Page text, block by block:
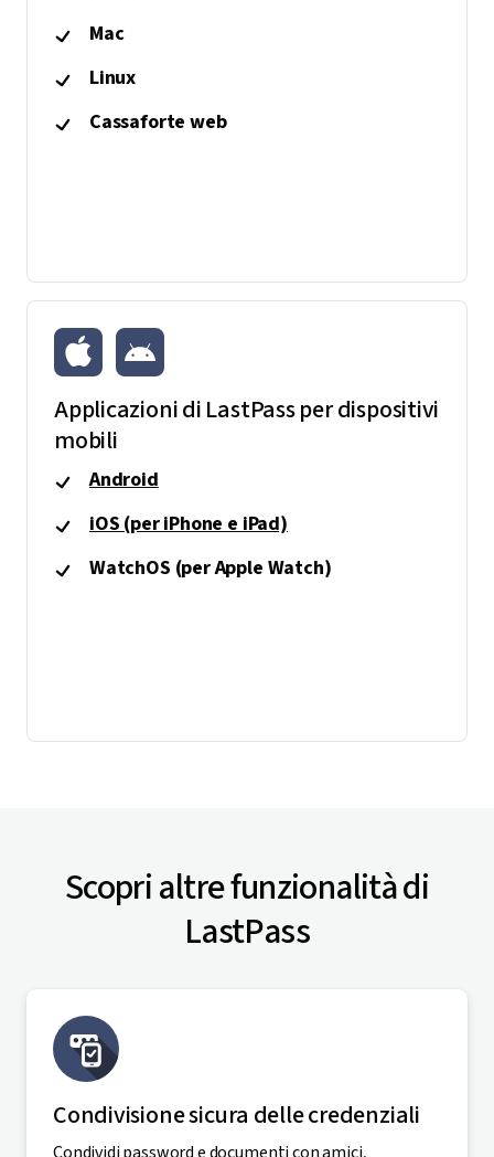
Mac
Linux
Cassaforte web
Applicazioni di LastPass per dispositivi
mobili
Android
iOS (per iPhone e iPad)
WatchOS (per Apple Watch)
Scopri altre funzionalità di
LastPass
Condivisione sicura delle credenziali